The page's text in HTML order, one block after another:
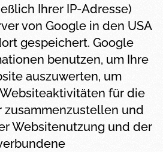
Ihrer IP-Adresse)
von Google in den USA
gespeichert. Google
benutzen, um Ihre
auszuwerten, um
für die
und
Websitenutzung und der